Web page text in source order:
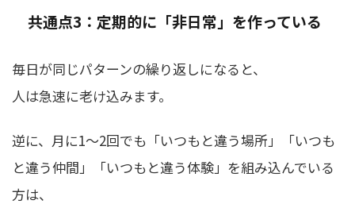
共通点3：定期的に「非日常」を作っている
毎日が同じパターンの繰り返しになると、
人は急速に老け込みます。
逆に、月に1〜2回でも「いつもと違う場所」「いつも
と違う仲間」「いつもと違う体験」を組み込んでいる
方は、